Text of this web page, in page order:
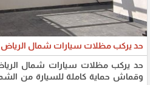
حد يركب مظلات سيارات شمال الرياض
حد يركب مظلات سيارات شمال
وقماش حماية كاملة للسيارة من